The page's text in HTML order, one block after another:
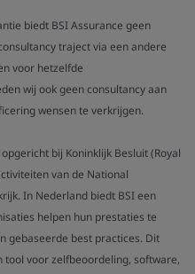
biedt BSI Assurance geen
traject via een andere
voor hetzelfde
wij ook geen consultancy aan
wensen te verkrijgen.
bij Koninklijk Besluit (Royal
van de National
In Nederland biedt BSI een
helpen hun prestaties te
gebaseerde best practices. Dit
voor zelfbeoordeling, software,